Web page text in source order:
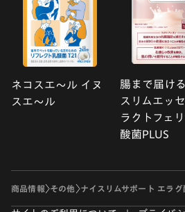
ネコスエ〜ル イヌ
スエ〜ル
腸まで届け
スリムエッ
ラクトフェ
酸菌PLUS
商品情報 その他 ナイスリムサポート エラグ